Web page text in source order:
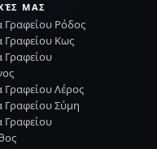
ΜΑΣ
Γραφείου Ρόδος
Γραφείου Κως
Γραφείου
Γραφείου Λέρος
Γραφείου Σύμη
Γραφείου